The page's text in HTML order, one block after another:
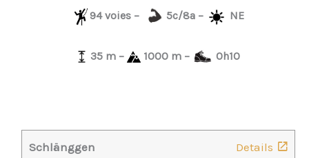
94 voies – 5c/8a – NE
35 m – 1000 m – 0h10
Details
Schlänggen